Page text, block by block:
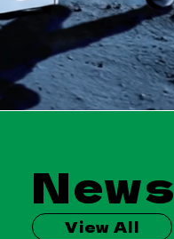
News
View All